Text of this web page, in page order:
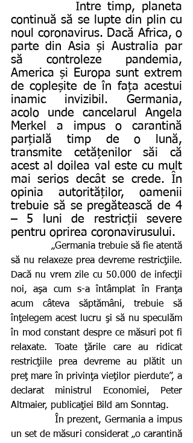
continuă să se lupte din plin cu
noul coronavirus. Dacă Africa, o
parte din Asia și Australia par
să controleze pandemia,
America și Europa sunt extrem
de copleșite de în fața acestui
inamic invizibil. Germania,
acolo unde cancelarul Angela
Merkel a impus o carantină
parțială timp de o lună,
transmite cetățenilor săi că
acest al doilea val este cu mult
mai serios decât se crede. În
opinia autorităților, oamenii
trebuie să se pregătească de 4
– 5 luni de restricții severe
pentru oprirea coronavirusului.
să nu relaxeze prea devreme restricţiile.
Dacă nu vrem zile cu 50.000 de infecţii
noi, aşa cum s-a întâmplat în Franţa
acum câteva săptămâni, trebuie să
înţelegem acest lucru şi să nu speculăm
în mod constant despre ce măsuri pot fi
relaxate. Toate ţările care au ridicat
restricţiile prea devreme au plătit un
preţ mare în privinţa vieţilor pierdute”, a
declarat ministrul Economiei, Peter
Altmaier, publicaţiei Bild am Sonntag.
un set de măsuri considerat „o carantină